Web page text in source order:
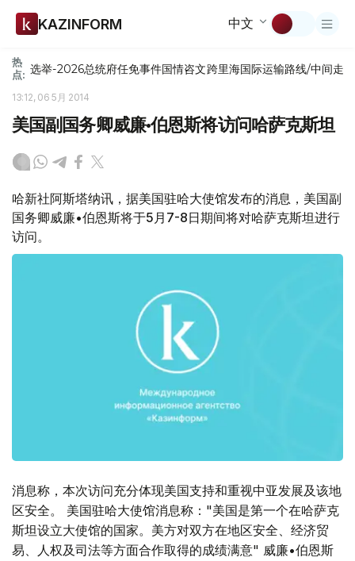
KAZINFORM 中文
热
点: 选举-2026总统府任免事件国情咨文跨里海国际运输路线/中间走廊
13:12, 06 5月 2014
美国副国务卿威廉•伯恩斯将访问哈萨克斯坦
哈新社阿斯塔纳讯，据美国驻哈大使馆发布的消息，美国副
国务卿威廉•伯恩斯将于5月7-8日期间将对哈萨克斯坦进行
访问。
消息称，本次访问充分体现美国支持和重视中亚发展及该地
区安全。 美国驻哈大使馆消息称："美国是第一个在哈萨克
斯坦设立大使馆的国家。美方对双方在地区安全、经济贸
易、人权及司法等方面合作取得的成绩满意" 威廉•伯恩斯